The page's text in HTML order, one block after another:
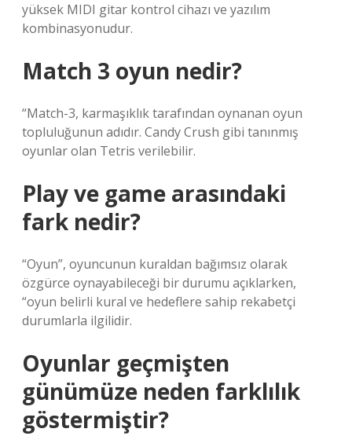
yüksek MIDI gitar kontrol cihazı ve yazılım
kombinasyonudur.
Match 3 oyun nedir?
“Match-3, karmaşıklık tarafından oynanan oyun
topluluğunun adıdır. Candy Crush gibi tanınmış
oyunlar olan Tetris verilebilir.
Play ve game arasındaki
fark nedir?
“Oyun”, oyuncunun kuraldan bağımsız olarak
özgürce oynayabileceği bir durumu açıklarken,
“oyun belirli kural ve hedeflere sahip rekabetçi
durumlarla ilgilidir.
Oyunlar geçmişten
günümüze neden farklılık
göstermiştir?